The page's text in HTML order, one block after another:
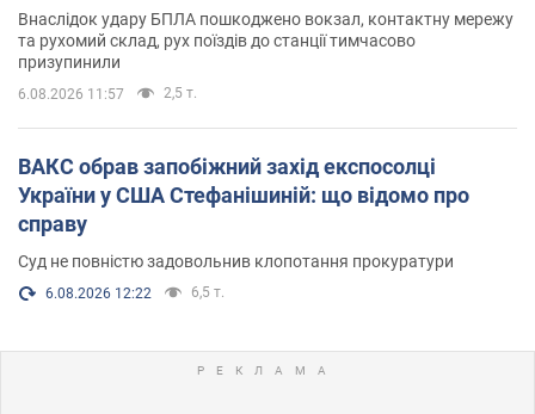
Внаслідок удару БПЛА пошкоджено вокзал, контактну мережу
та рухомий склад, рух поїздів до станції тимчасово
призупинили
6.08.2026 11:57 2,5 т.
ВАКС обрав запобіжний захід експосолці
України у США Стефанішиній: що відомо про
справу
Суд не повністю задовольнив клопотання прокуратури
6.08.2026 12:22 6,5 т.